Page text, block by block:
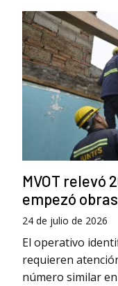
MVOT relevó
empezó
24 de julio de 2026
El operativo
requieren
número similar